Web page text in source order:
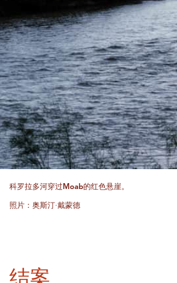
科罗拉多河穿过Moab的红色悬崖。
照片：奥斯汀·戴蒙德
结案